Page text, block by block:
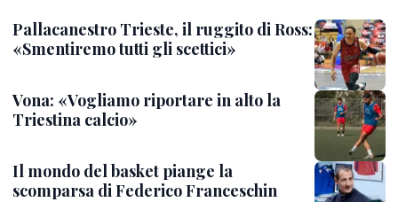
Pallacanestro Trieste, il ruggito di Ross:
«Smentiremo tutti gli scettici»
Vona: «Vogliamo riportare in alto la
Triestina calcio»
Il mondo del basket piange la
scomparsa di Federico Franceschin